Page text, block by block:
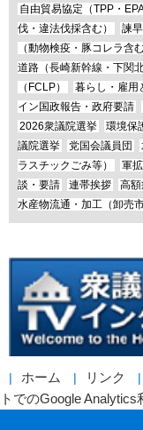
自由貿易協定（TPP・EPA
伐・違法伐採含む）
諫
（動物検疫・豚コレラ含む
道路（長崎新幹線・下関
（FCLP）
暮らし・雇用
イン国政報告・政府要請
2026衆議院選挙
環境保
議院選挙
党国会議員団
ラスチックごみ等）
軍
談・要請
連帯挨拶 高
水産物流通・加工（卸売市
ホーム リンク
トでのGoogle Analytics